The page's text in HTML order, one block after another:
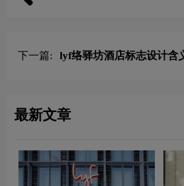
下一篇:
lyf络驿坊酒店标志设计含
最新文章